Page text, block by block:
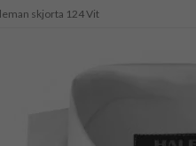
skjorta 124 Vit